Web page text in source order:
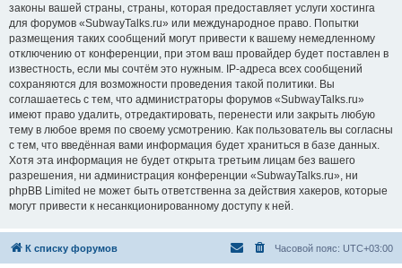
законы вашей страны, страны, которая предоставляет услуги хостинга
для форумов «SubwayTalks.ru» или международное право. Попытки
размещения таких сообщений могут привести к вашему немедленному
отключению от конференции, при этом ваш провайдер будет поставлен в
известность, если мы сочтём это нужным. IP-адреса всех сообщений
сохраняются для возможности проведения такой политики. Вы
соглашаетесь с тем, что администраторы форумов «SubwayTalks.ru»
имеют право удалить, отредактировать, перенести или закрыть любую
тему в любое время по своему усмотрению. Как пользователь вы согласны
с тем, что введённая вами информация будет храниться в базе данных.
Хотя эта информация не будет открыта третьим лицам без вашего
разрешения, ни администрация конференции «SubwayTalks.ru», ни
phpBB Limited не может быть ответственна за действия хакеров, которые
могут привести к несанкционированному доступу к ней.
К списку форумов Часовой пояс: UTC+03:00